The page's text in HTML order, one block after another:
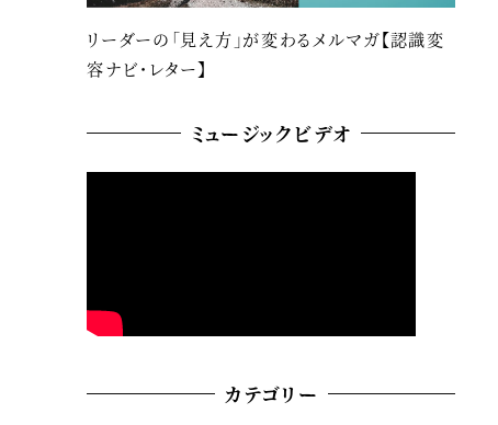
リーダーの「見え方」が変わるメルマガ【認識変
容ナビ・レター】
ミュージックビデオ
カテゴリー